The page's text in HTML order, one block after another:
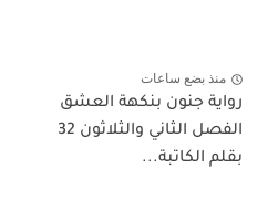
منذ بضع ساعات
رواية جنون بنكهة العشق
الفصل الثاني والثلاثون 32
بقلم الكاتبة...